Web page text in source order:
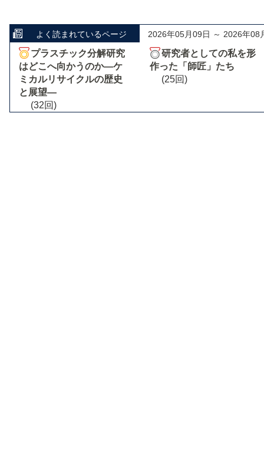
よく読まれているページ 2026年05月09日 ～ 2026年08
プラスチック分解研究
はどこへ向かうのか―ケ
ミカルリサイクルの歴史
と展望―
(32回)
研究者としての私を形
作った「師匠」たち
(25回)